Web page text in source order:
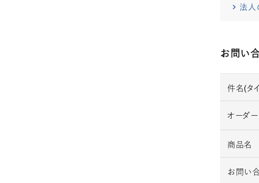
法人
お問い
件名(タ
オーダー
商品名
お問い